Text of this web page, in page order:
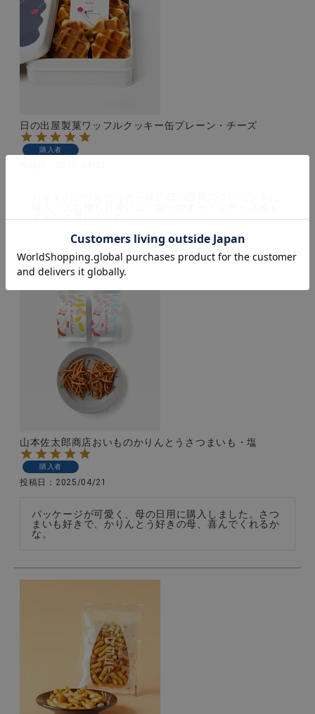
日の出屋製菓ワッフルクッキー缶プレーン・チーズ
購入者
イイなと思いました。
山本佐太郎商店おいものかりんとうさつまいも・塩
購入者
投稿日 2025/04/21
パッケージが可愛く、母の日用に購入しました。さつ
まいも好きで、かりんとう好きの母、喜んでくれるか
な。